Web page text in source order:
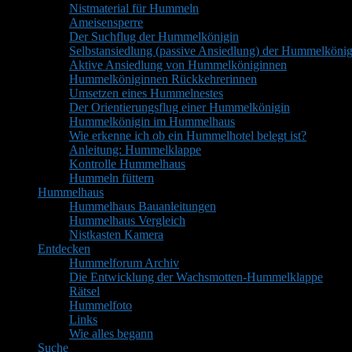
Nistmaterial für Hummeln
Ameisensperre
Der Suchflug der Hummelkönigin
Selbstansiedlung (passive Ansiedlung) der
Aktive Ansiedlung von Hummelköniginnen
Hummelköniginnen Rückkehrerinnen
Umsetzen eines Hummelnestes
Der Orientierungsflug einer Hummelkönigin
Hummelkönigin im Hummelhaus
Wie erkenne ich ob ein Hummelhotel belegt ist?
Anleitung: Hummelklappe
Kontrolle Hummelhaus
Hummeln füttern
Hummelhaus
Hummelhaus Bauanleitungen
Hummelhaus Vergleich
Nistkasten Kamera
Entdecken
Hummelforum Archiv
Die Entwicklung der Wachsmotten-Hummelklappe
Rätsel
Hummelfoto
Links
Wie alles begann
Suche